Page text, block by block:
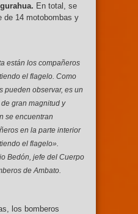
En total, se
de 14 motobombas y
están los compañeros
el flagelo. Como
pueden observar, es un
gran magnitud y
se encuentran
en la parte interior
el flagelo».
Bedón, jefe del Cuerpo
de Ambato.
los bomberos